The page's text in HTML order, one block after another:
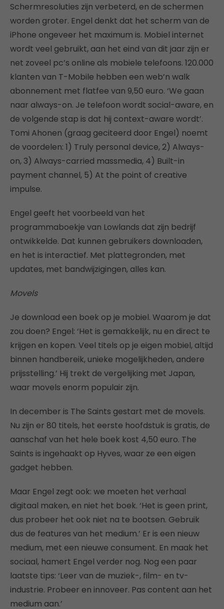
Schermresoluties zijn verbeterd, en de schermen
worden groter. Engel denkt dat het scherm van de
iPhone ongeveer het maximum is. Mobiel internet
wordt veel gebruikt, aan het eind van dit jaar zijn er
net zoveel pc’s online als mobiele telefoons. 120.000
klanten van T-Mobile hebben een web’n walk
abonnement met flatfee van 9,50 euro. ‘We gaan
naar always-on. Je telefoon wordt social-aware, en
de volgende stap is dat hij context-aware wordt’.
Tomi Ahonen (graag geciteerd door Engel) noemt
de voordelen: 1) Truly personal device, 2) Always-
on, 3) Always-carried massmedia, 4) Built-in
payment channel, 5) At the point of creative
impulse.
Engel geeft het voorbeeld van het
programmaboekje van Lowlands dat zijn bedrijf
ontwikkelde. Dat kunnen gebruikers downloaden,
en het is interactief. Met plattegronden, met
updates, met bandwijzigingen, alles kan.
Movels
Je download een boek op je mobiel. Waarom je dat
zou doen? Engel: ‘Het is gemakkelijk, nu en direct te
krijgen en kopen. Veel titels op je eigen mobiel, altijd
binnen handbereik, unieke mogelijkheden, andere
prijsstelling.’ Hij trekt de vergelijking met Japan,
waar movels enorm populair zijn.
In december is The Saints gestart met de movels.
Nu zijn er 80 titels, het eerste hoofdstuk is gratis, de
aanschaf van het hele boek kost 4,50 euro. The
Saints is ingehaakt op Hyves, waar ze een eigen
gadget hebben.
Maar Engel zegt ook: we moeten het verhaal
digitaal maken, en niet het boek. ‘Het is geen print,
dus probeer het ook niet na te bootsen. Gebruik
dus de features van het medium.’ Er is een nieuw
medium, met een nieuwe consument. En maak het
sociaal, hamert Engel verder nog. Nog een paar
laatste tips: ‘Leer van de muziek-, film- en tv-
industrie. Probeer en innoveer. Pas content aan het
medium aan.’